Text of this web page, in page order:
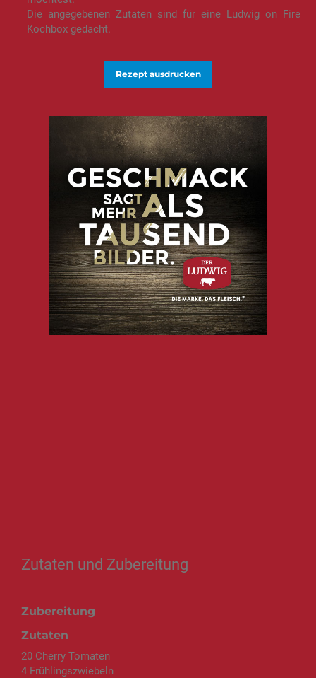
Die angegebenen Zutaten sind für eine Ludwig on Fire
Kochbox gedacht.
Rezept ausdrucken
Zutaten und Zubereitung
Zutaten
20 Cherry Tomaten
4 Frühlingszwiebeln
Zubereitung